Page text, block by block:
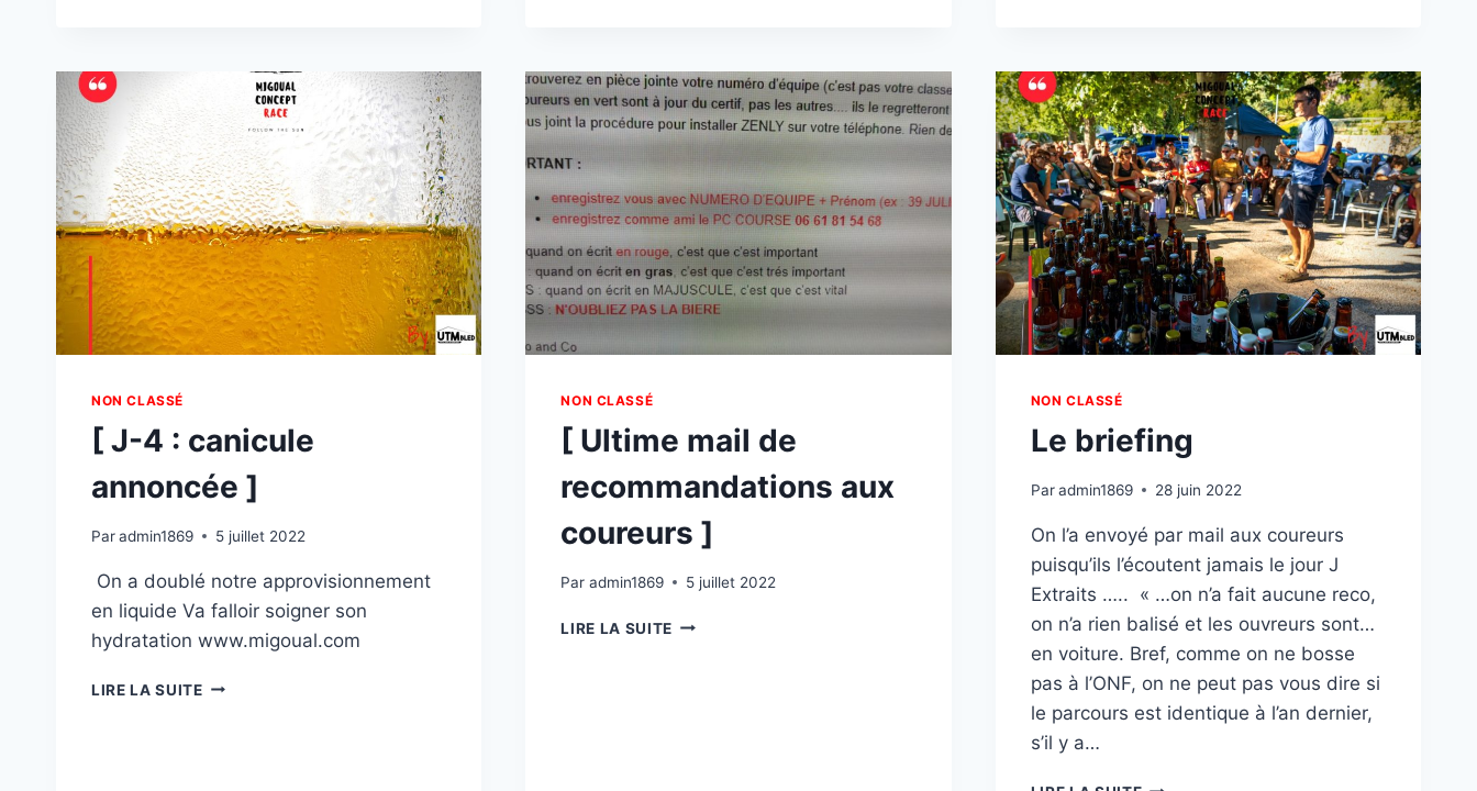
NON CLASSÉ
[ J-4 : canicule
annoncée ]
Paradmin1869 5 juillet 2022
On a doublé notre approvisionnement
en liquide Va falloir soigner son
hydratation www.migoual.com
LIRE LA SUITE[
NON CLASSÉ
[ Ultime mail de
recommandations aux
coureurs ]
Par admin1869 5 juillet 2022
LIRE LA SUITE
NON CLASSÉ
Le briefing
Par admin1869 28 juin 2022
On l’a envoyé par mail aux coureurs
puisqu’ils l’écoutent jamais le jour J
Extraits ….. « …on n’a fait aucune reco,
on n’a rien balisé et les ouvreurs sont…
en voiture. Bref, comme on ne bosse
pas à l’ONF, on ne peut pas vous dire si
le parcours est identique à l’an dernier,
s’il y a…
LE